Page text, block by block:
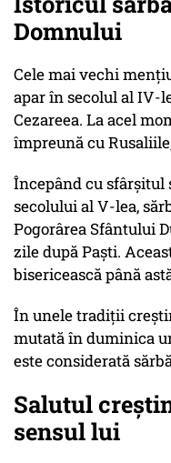
Domnului
Cele mai vechi
apar în secolul al IV-
Cezareea. La acel
împreună cu
Începând cu
secolului al V-lea,
Pogorârea Sfântului
zile după Paști.
bisericească până
În unele tradiții
mutată în duminica
este considerată
Salutul
sensul lui